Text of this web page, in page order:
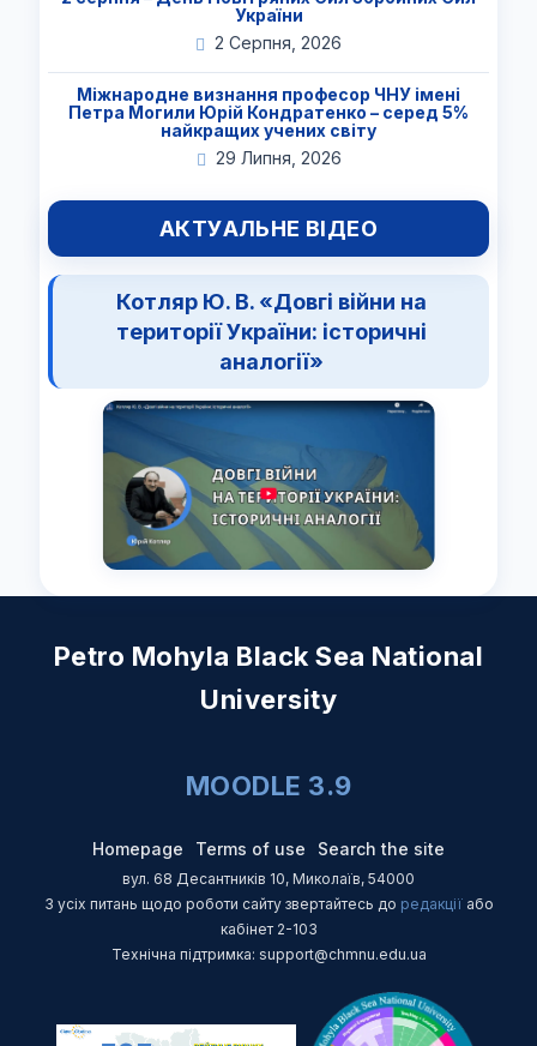
України
2 Серпня, 2026
Міжнародне визнання професор ЧНУ імені
Петра Могили Юрій Кондратенко – серед 5%
найкращих учених світу
29 Липня, 2026
АКТУАЛЬНЕ ВІДЕО
Котляр Ю. В. «Довгі війни на
території України: історичні
аналогії»
Petro Mohyla Black Sea National
University
MOODLE 3.9
Homepage Terms of use Search the site
вул. 68 Десантників 10, Миколаїв, 54000
З усіх питань щодо роботи сайту звертайтесь до редакції або
кабінет 2-103
Технічна підтримка: support@chmnu.edu.ua